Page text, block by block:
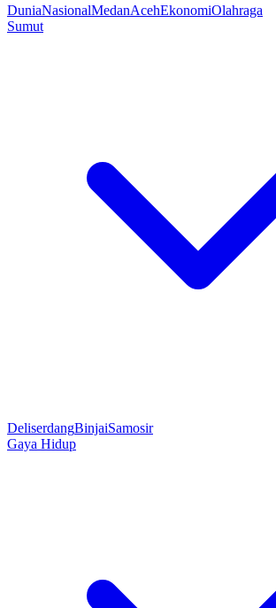
DuniaNasionalMedanAcehEkonomiOlahraga
Sumut
DeliserdangBinjaiSamosir
Gaya Hidup